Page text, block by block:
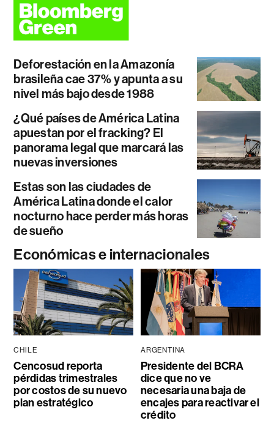
Deforestación en la Amazonía
brasileña cae 37% y apunta a su
nivel más bajo desde 1988
¿Qué países de América Latina
apuestan por el fracking? El
panorama legal que marcará las
nuevas inversiones
Estas son las ciudades de
América Latina donde el calor
nocturno hace perder más horas
de sueño
Económicas e internacionales
CHILE
Cencosud reporta
pérdidas trimestrales
por costos de su nuevo
plan estratégico
ARGENTINA
Presidente del BCRA
dice que no ve
necesaria una baja de
encajes para reactivar el
crédito